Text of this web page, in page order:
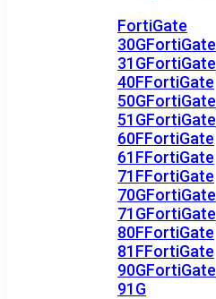
FortiGate
30GFortiGate
31GFortiGate
40FFortiGate
50GFortiGate
51GFortiGate
60FFortiGate
61FFortiGate
71FFortiGate
70GFortiGate
71GFortiGate
80FFortiGate
81FFortiGate
90GFortiGate
91G